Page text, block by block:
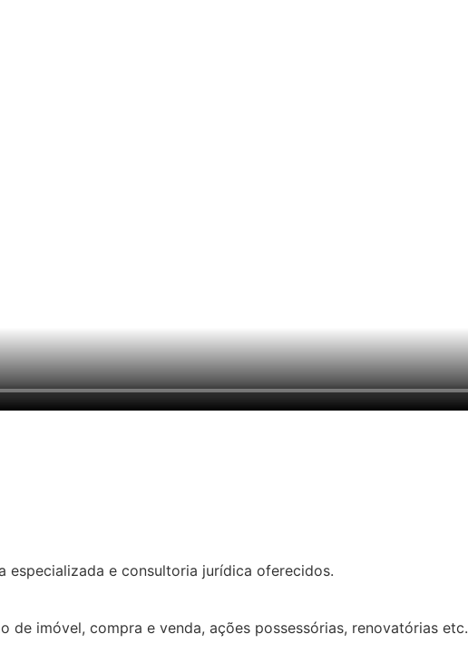
especializada e consultoria jurídica oferecidos.
imóvel, compra e venda, ações possessórias, renovatórias etc.